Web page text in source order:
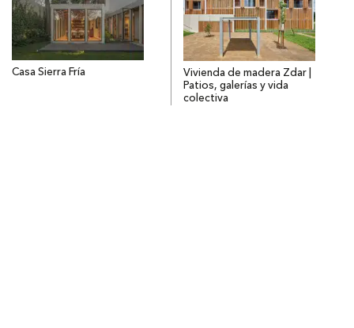
Casa Sierra Fría
Vivienda de madera Zdar |
Patios, galerías y vida
colectiva